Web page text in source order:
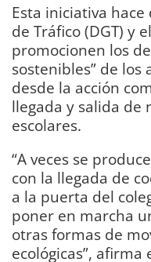
Esta iniciativa
de Tráfico (DGT) y
promocionen los
sostenibles” de
desde la acción
llegada y salida de
escolares.
“A veces se
con la llegada de
a la puerta del
poner en marcha
otras formas de
ecológicas”, afirma